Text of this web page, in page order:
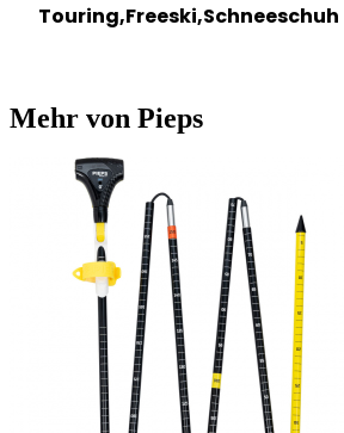
Touring,Freeski,Schneeschuh
Mehr von Pieps